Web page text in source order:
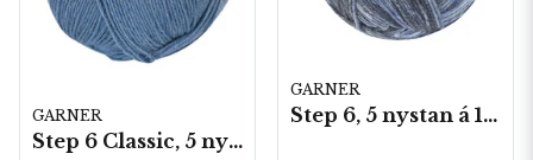
GARNER
Step 6 Classic, 5 nystan á 150g/fp
GARNER
Step 6, 5 nystan á 150g/fp